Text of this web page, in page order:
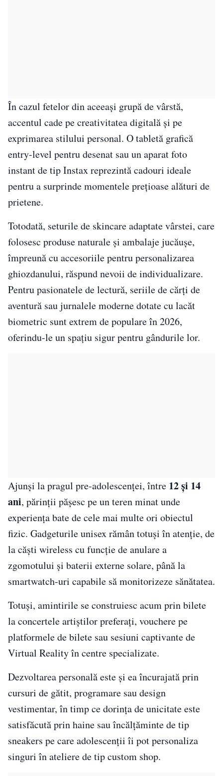
În cazul fetelor din aceeași grupă de vârstă,
accentul cade pe creativitatea digitală și pe
exprimarea stilului personal. O tabletă grafică
entry-level pentru desenat sau un aparat foto
instant de tip Instax reprezintă cadouri ideale
pentru a surprinde momentele prețioase alături de
prietene.
Totodată, seturile de skincare adaptate vârstei, care
folosesc produse naturale și ambalaje jucăușe,
împreună cu accesoriile pentru personalizarea
ghiozdanului, răspund nevoii de individualizare.
Pentru pasionatele de lectură, seriile de cărți de
aventură sau jurnalele moderne dotate cu lacăt
biometric sunt extrem de populare în 2026,
oferindu-le un spațiu sigur pentru gândurile lor.
Ajunși la pragul pre-adolescenței, între 12 și 14
ani, părinții pășesc pe un teren minat unde
experiența bate de cele mai multe ori obiectul
fizic. Gadgeturile unisex rămân totuși în atenție, de
la căști wireless cu funcție de anulare a
zgomotului și baterii externe solare, până la
smartwatch-uri capabile să monitorizeze sănătatea.
Totuși, amintirile se construiesc acum prin bilete
la concertele artiștilor preferați, vouchere pe
platformele de bilete sau sesiuni captivante de
Virtual Reality în centre specializate.
Dezvoltarea personală este și ea încurajată prin
cursuri de gătit, programare sau design
vestimentar, în timp ce dorința de unicitate este
satisfăcută prin haine sau încălțăminte de tip
sneakers pe care adolescenții îi pot personaliza
singuri în ateliere de tip custom shop.